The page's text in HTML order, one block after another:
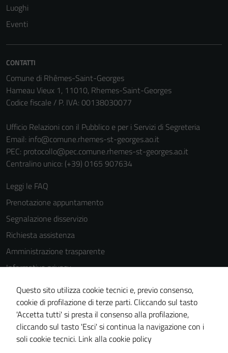
Luoghi
Eventi
CONTATTI
Comune di Rhêmes-Saint-Georges
Hameau Vieux 1, 11010, Rhemes-Saint-Georges
Codice fiscale / P. IVA: 00138030077
Ufficio Relazioni con il Pubblico e per i Servizi di Segreteria
Email: info@comune.rhemes-st-georges.ao.it
PEC: protocollo@pec.comune.rhemes-st-georges.ao.it
Centralino unico: (+39) 0165 907634
Leggi le FAQ
Prenotazione appuntamento
Segnalazione disservizio
Richiesta assistenza
Amministrazione trasparente
Informativa privacy
Cookie Policy
Note legali
Dichiarazione di accessibilità
Piano di miglioramento del sito
Questo sito utilizza cookie tecnici e, previo consenso,
cookie di profilazione di terze parti. Cliccando sul tasto
'Accetta tutti' si presta il consenso alla profilazione,
cliccando sul tasto 'Esci' si continua la navigazione con i
soli cookie tecnici. Link alla cookie policy
sono necessari
del sito e non
possono
essere
disabilitati.